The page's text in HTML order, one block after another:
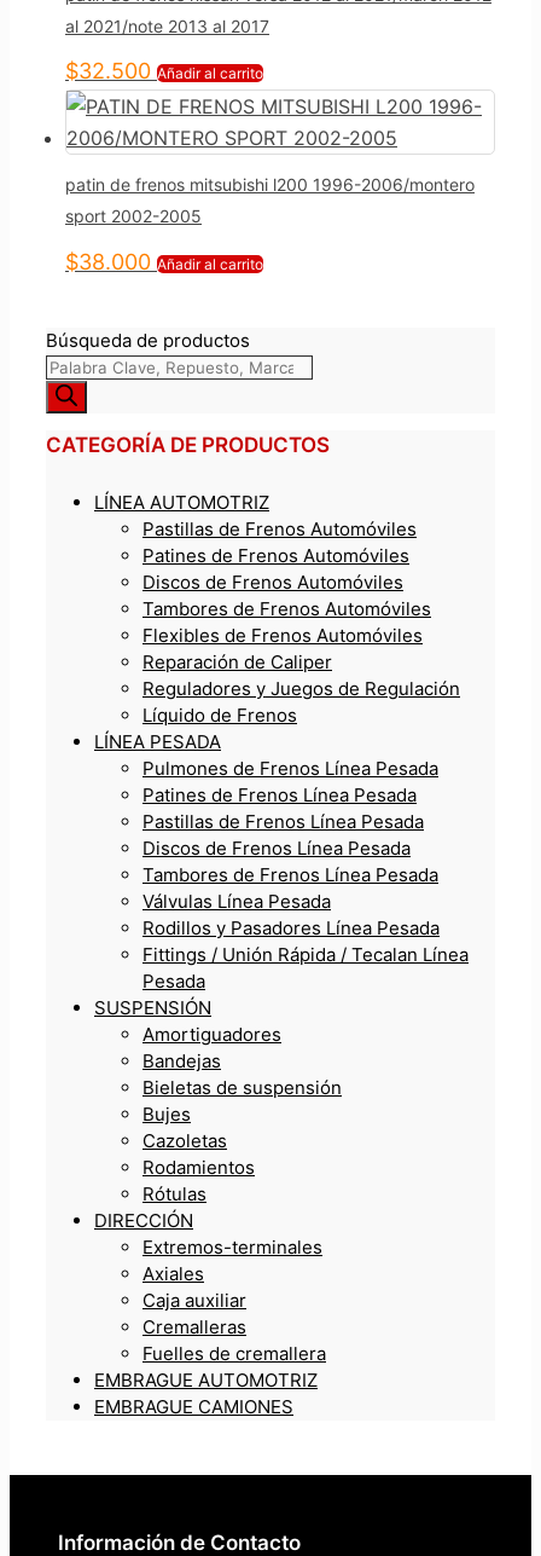
al 2021/note 2013 al 2017
$32.500 Añadir al carrito
patin de frenos mitsubishi l200 1996-2006/montero
sport 2002-2005
$38.000 Añadir al carrito
Búsqueda de productos
CATEGORÍA DE PRODUCTOS
LÍNEA AUTOMOTRIZ
Pastillas de Frenos Automóviles
Patines de Frenos Automóviles
Discos de Frenos Automóviles
Tambores de Frenos Automóviles
Flexibles de Frenos Automóviles
Reparación de Caliper
Reguladores y Juegos de Regulación
Líquido de Frenos
LÍNEA PESADA
Pulmones de Frenos Línea Pesada
Patines de Frenos Línea Pesada
Pastillas de Frenos Línea Pesada
Discos de Frenos Línea Pesada
Tambores de Frenos Línea Pesada
Válvulas Línea Pesada
Rodillos y Pasadores Línea Pesada
Fittings / Unión Rápida / Tecalan Línea
Pesada
SUSPENSIÓN
Amortiguadores
Bandejas
Bieletas de suspensión
Bujes
Cazoletas
Rodamientos
Rótulas
DIRECCIÓN
Extremos-terminales
Axiales
Caja auxiliar
Cremalleras
Fuelles de cremallera
EMBRAGUE AUTOMOTRIZ
EMBRAGUE CAMIONES
Información de Contacto